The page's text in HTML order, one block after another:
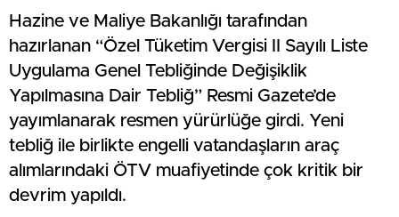
Hazine ve Maliye Bakanlığı tarafından
hazırlanan “Özel Tüketim Vergisi II Sayılı Liste
Uygulama Genel Tebliğinde Değişiklik
Yapılmasına Dair Tebliğ” Resmi Gazete’de
yayımlanarak resmen yürürlüğe girdi. Yeni
tebliğ ile birlikte engelli vatandaşların araç
alımlarındaki ÖTV muafiyetinde çok kritik bir
devrim yapıldı.